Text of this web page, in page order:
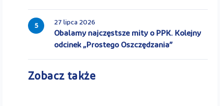
5 27 lipca 2026
Obalamy najczęstsze mity o PPK. Kolejny
odcinek „Prostego Oszczędzania”
Zobacz także